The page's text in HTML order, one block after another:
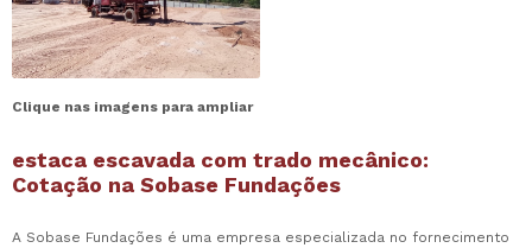
Clique nas imagens para ampliar
estaca escavada com trado mecânico:
Cotação na Sobase Fundações
A Sobase Fundações é uma empresa especializada no fornecimento